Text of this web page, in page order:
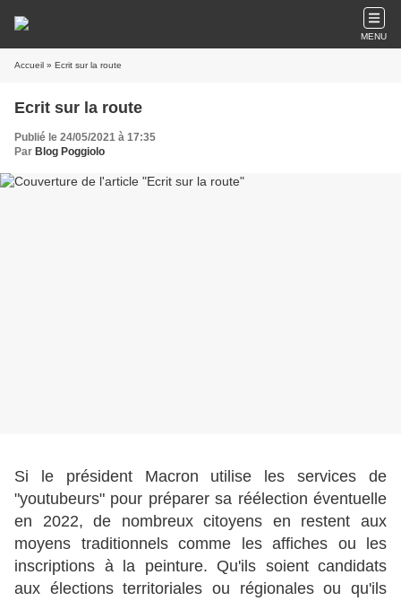
MENU
Accueil » Ecrit sur la route
Ecrit sur la route
Publié le 24/05/2021 à 17:35
Par Blog Poggiolo
Si le président Macron utilise les services de
"youtubeurs" pour préparer sa réélection éventuelle
en 2022, de nombreux citoyens en restent aux
moyens traditionnels comme les affiches ou les
inscriptions à la peinture. Qu'ils soient candidats
aux élections territoriales ou régionales ou qu'ils